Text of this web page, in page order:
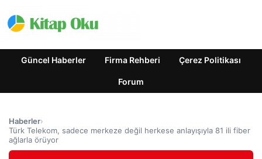
Güncel Haberler Firma Rehberi Çerez Politikası
Forum
Haberler›
Türk Telekom, sadece merkeze değil herkese anlayışıyla 81 ili fiber
ağlarla örüyor